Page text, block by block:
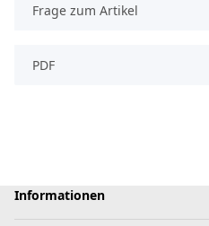
Frage zum Artikel
PDF
Informationen